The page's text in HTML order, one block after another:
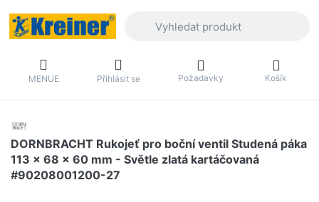
MENUE Přihlásit se Požadavky Košík
DORNBRACHT Rukojeť pro boční ventil Studená páka
113 x 68 x 60 mm - Světle zlatá kartáčovaná
#90208001200-27